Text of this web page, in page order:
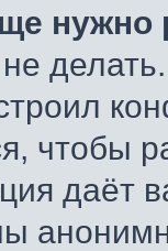
нужно
чтобы
даёт